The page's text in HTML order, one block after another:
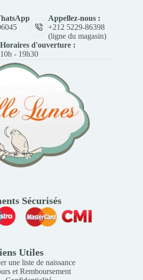
Appellez-nous :
+212 5229-86398
(ligne du magasin)
Horaires d'ouverture :
10h - 19h30
Sécurisés
Utiles
une liste de naissance
et Remboursement